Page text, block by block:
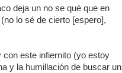
deja un no se qué que en
lo sé de cierto [espero],
este infiernito (yo estoy
y la humillación de buscar un